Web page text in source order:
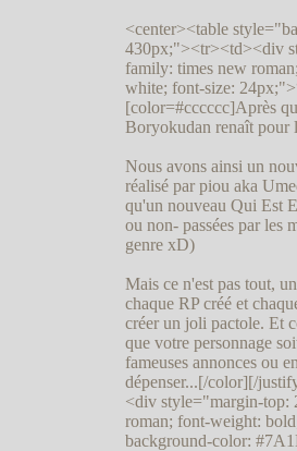
<center><table
430px;"><tr><td><div
family: times new
white; font-size:
[color=#cccccc]Après
Boryokudan renaît pour
Nous avons ainsi un
réalisé par piou aka
qu'un nouveau Qui Est
ou non- passées par les
genre xD)
Mais ce n'est pas tout,
chaque RP créé et
créer un joli pactole. Et
que votre personnage
fameuses annonces ou
dépenser...[/color][/
<div style="margin-top:
roman; font-weight:
background-color: